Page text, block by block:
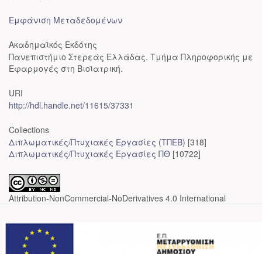
Εμφάνιση Μεταδεδομένων
Ακαδημαϊκός Εκδότης
Πανεπιστήμιο Στερεάς Ελλάδας. Τμήμα Πληροφορικής με
Εφαρμογές στη Βιοϊατρική.
URI
http://hdl.handle.net/11615/37331
Collections
Διπλωματικές/Πτυχιακές Εργασίες (ΤΠΕΒ) [318]
Διπλωματικές/Πτυχιακές Εργασίες ΠΘ [10722]
Attribution-NonCommercial-NoDerivatives 4.0 International